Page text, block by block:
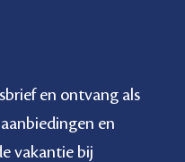
en ontvang als
en
vakantie bij